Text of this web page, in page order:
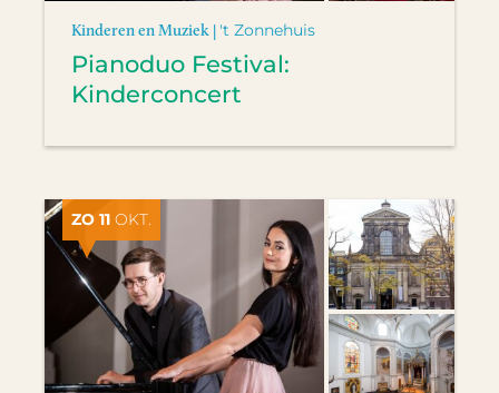
Kinderen en Muziek | 't Zonnehuis
Pianoduo Festival:
Kinderconcert
ZO 11 OKT.